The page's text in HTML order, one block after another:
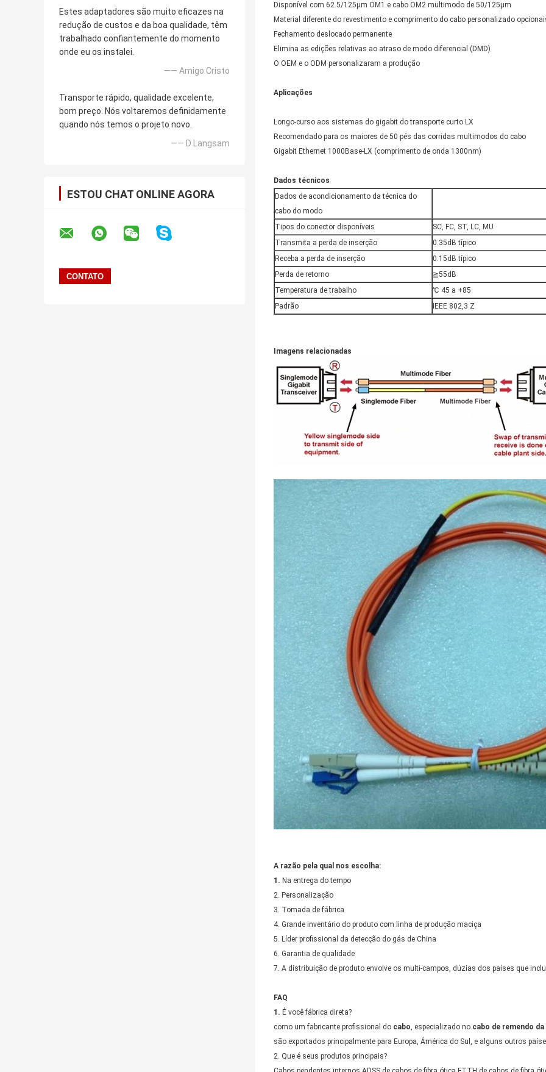
Estes adaptadores são muito eficazes na
redução de custos e da boa qualidade, têm
trabalhado confiantemente do momento
onde eu os instalei.
—— Amigo Cristo
Transporte rápido, qualidade excelente,
bom preço. Nós voltaremos definidamente
quando nós temos o projeto novo.
—— D Langsam
ESTOU CHAT ONLINE AGORA
Disponível com 62.5/125µm OM1 e cabo OM2 multimodo de 50/125µm
Material diferente do revestimento e comprimento do cabo personalizado
Fechamento deslocado permanente
Elimina as edições relativas ao atraso de modo diferencial (DMD)
O OEM e o ODM personalizaram a produção
Aplicações
Longo-curso aos sistemas do gigabit do transporte curto LX
Recomendado para os maiores de 50 pés das corridas multimodos do cabo
Gigabit Ethernet 1000Base-LX (comprimento de onda 1300nm)
Dados técnicos
Dados de acondicionamento da técnica do
cabo do modo
Tipos do conector disponíveis
SC, FC, ST, LC, MU
Transmita a perda de inserção
0.35dB típico
Receba a perda de inserção
0.15dB típico
Perda de retorno
≧55dB
Temperatura de trabalho
℃ 45 a +85
Padrão
IEEE 802,3 Z
Imagens relacionadas
A razão pela qual nos escolha:
1. Na entrega do tempo
2. Personalização
3. Tomada de fábrica
4. Grande inventário do produto com linha de produção maciça
5. Líder profissional da detecção do gás de China
6. Garantia de qualidade
7. A distribuição de produto envolve os multi-campos, dúzias dos países que
FAQ
1. É você fábrica direta?
como um fabricante profissional do cabo, especializado no cabo de remendo
são exportados principalmente para Europa, Ámérica do Sul, e alguns outros
2. Que é seus produtos principais?